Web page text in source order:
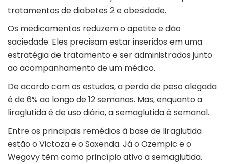
tratamentos de diabetes 2 e obesidade.
Os medicamentos reduzem o apetite e dão
saciedade. Eles precisam estar inseridos em uma
estratégia de tratamento e ser administrados junto
ao acompanhamento de um médico.
De acordo com os estudos, a perda de peso alegada
é de 6% ao longo de 12 semanas. Mas, enquanto a
liraglutida é de uso diário, a semaglutida é semanal.
Entre os principais remédios à base de liraglutida
estão o Victoza e o Saxenda. Já o Ozempic e o
Wegovy têm como princípio ativo a semaglutida.